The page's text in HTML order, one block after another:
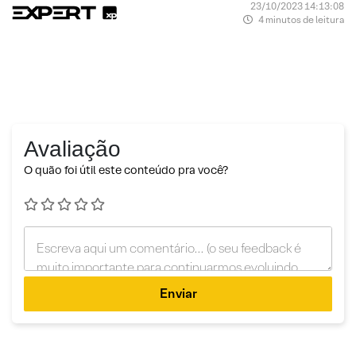
23/10/2023 14:13:08
4 minutos de leitura
Avaliação
O quão foi útil este conteúdo pra você?
Enviar